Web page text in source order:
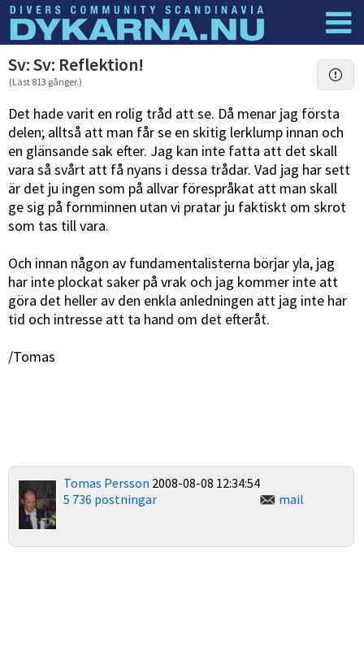
Dyknyheter Logga in
Sv: Sv: Reflektion!
(Läst 813 gånger.)
Det hade varit en rolig tråd att se. Då menar jag första
delen; alltså att man får se en skitig lerklump innan och
en glänsande sak efter. Jag kan inte fatta att det skall
vara så svårt att få nyans i dessa trådar. Vad jag har sett
är det ju ingen som på allvar förespråkat att man skall
ge sig på fornminnen utan vi pratar ju faktiskt om skrot
som tas till vara.
Och innan någon av fundamentalisterna börjar yla, jag
har inte plockat saker på vrak och jag kommer inte att
göra det heller av den enkla anledningen att jag inte har
tid och intresse att ta hand om det efteråt.
/Tomas
Tomas Persson 2008-08-08 12:34:54
5 736 postningar
mail